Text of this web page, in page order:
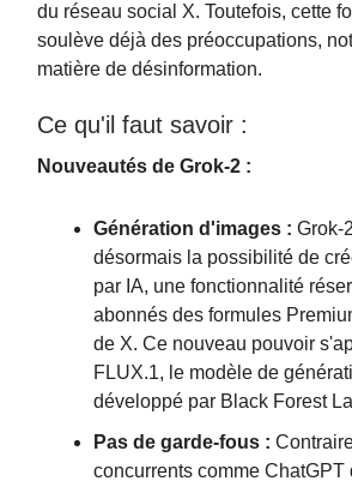
du réseau social X. Toutefois, cette
soulève déjà des préoccupations,
matière de désinformation.
Ce qu'il faut savoir :
Nouveautés de Grok-2 :
Génération d'images : Grok-
désormais la possibilité de
par IA, une fonctionnalité
abonnés des formules
de X. Ce nouveau pouvoir
FLUX.1, le modèle de
développé par Black Forest
Pas de garde-fous :
concurrents comme ChatGPT